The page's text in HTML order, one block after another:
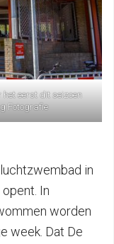
eerst dit seizoen
Fotografie
in
In
worden
week. Dat De